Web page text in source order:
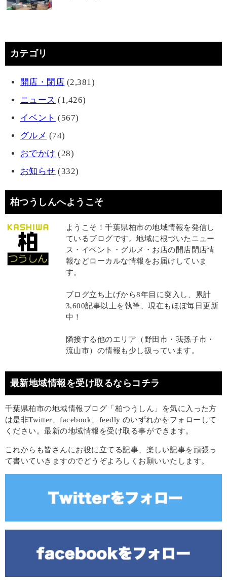
カテゴリ
開店・閉店 (2,381)
ニュース (1,426)
イベント (567)
グルメ (74)
おでかけ (28)
お知らせ (332)
柏つうしんへようこそ
ようこそ！千葉県柏市の地域情報を発信し
ているブログです。地域に根づいたニュー
ス・イベント・グルメ・お店の開店閉店情
報などローカルな情報をお届けしていま
す。
ブログ立ち上げから8年目に突入し、累計
3,600記事以上を執筆、現在もほぼ毎日更新
中！
隣接する他のエリア（野田市・我孫子市・
流山市）の情報も少し扱っています。
最新地域情報を受け取るならコチラ
千葉県柏市の地域情報ブログ「柏つうしん」を気に入った方
は是非Twitter、facebook、feedly のいずれかをフォローして
ください。最新の地域情報を受け取る事ができます。
これからも皆さんにお役に立てる記事、楽しい記事を頑張っ
て書いていきますのでどうぞよろしくお願いいたします。